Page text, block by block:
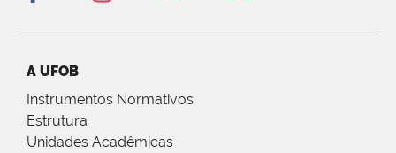
A UFOB
Instrumentos Normativos
Estrutura
Unidades Acadêmicas